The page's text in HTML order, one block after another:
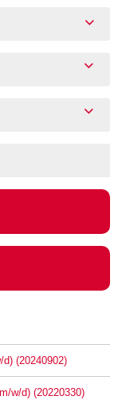
(20240902)
w/d) (20220330)